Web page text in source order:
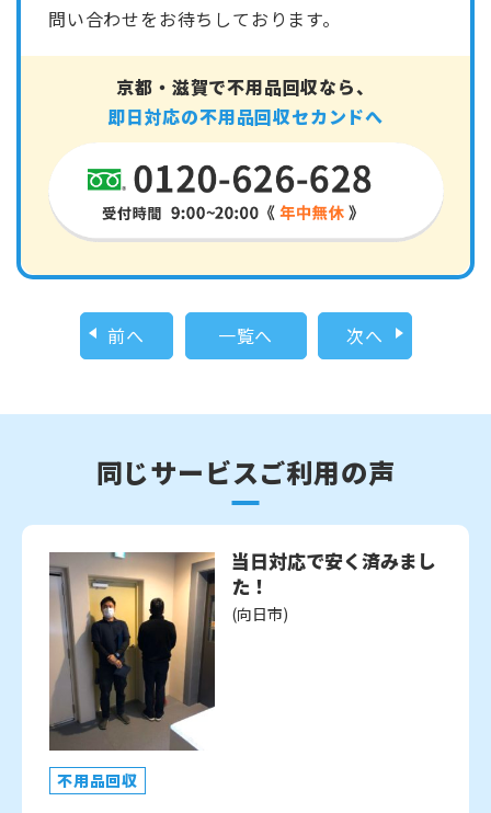
問い合わせをお待ちしております。
京都・滋賀で不用品回収なら、
即日対応の不用品回収セカンドへ
前へ 一覧へ 次へ
同じサービスご利用の声
当日対応で安く済みまし
た！
(向日市)
不用品回収